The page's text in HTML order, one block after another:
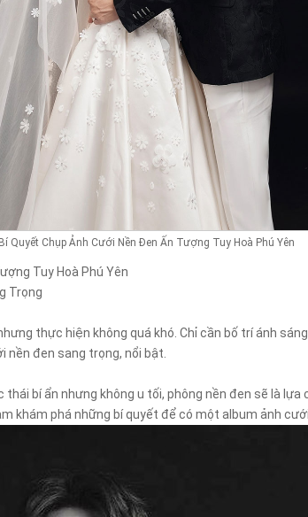
Bí Quyết Chụp Ảnh Cưới Nền Đen Ấn Tượng Tuy Hoà Phú Yên
Tuy Hoà Phú Yên
Trọng
thực hiện không quá khó. Chỉ cần bố trí ánh
nền đen sang trọng, nổi bật.
thái bí ẩn nhưng không u tối, phông nền đen sẽ là
khám phá những bí quyết để có một album ảnh